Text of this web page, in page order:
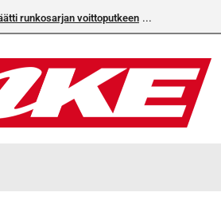
runkosarjan voittoputkeen